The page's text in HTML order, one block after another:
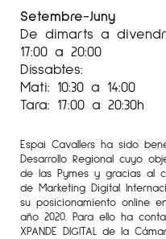
Setembre-Juny
De dimarts a
17:00 a 20:00
Dissabtes:
Mati: 10:30 a 14:00
Tara: 17:00 a 20:30h
Espai Cavallers ha sido
Desarrollo Regional cuyo
de las Pymes y gracias al
de Marketing Digital
su posicionamiento online
año 2020. Para ello ha
XPANDE DIGITAL de la